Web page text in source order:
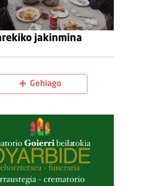
jakinmina
Gehiago